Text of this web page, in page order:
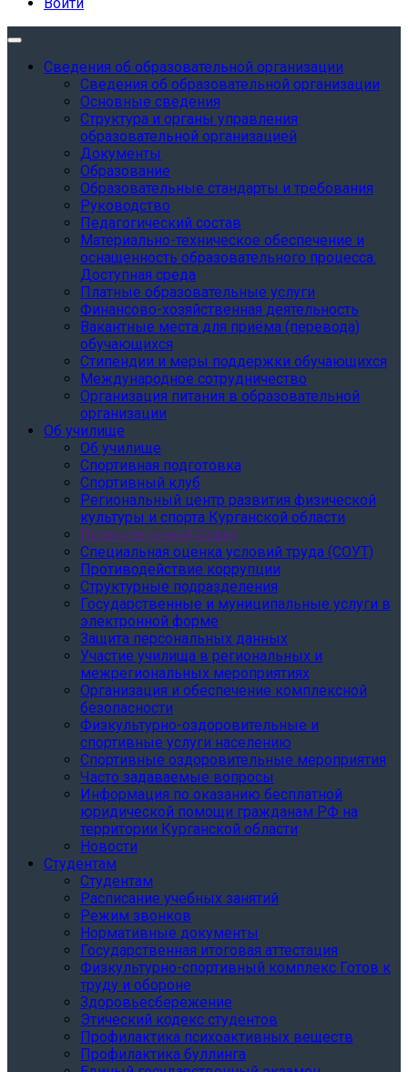
Сведения об образовательной организации
Сведения об образовательной организации
Основные сведения
Структура и органы управления
образовательной организацией
Документы
Образование
Образовательные стандарты и требования
Руководство
Педагогический состав
Материально-техническое обеспечение и
оснащенность образовательного процесса.
Доступная среда
Платные образовательные услуги
Финансово-хозяйственная деятельность
Вакантные места для приёма (перевода)
обучающихся
Стипендии и меры поддержки обучающихся
Международное сотрудничество
Организация питания в образовательной
организации
Об училище
Об училище
Спортивная подготовка
Спортивный клуб
Региональный центр развития физической
культуры и спорта Курганской области
Попечительский Совет
Специальная оценка условий труда (СОУТ)
Противодействие коррупции
Структурные подразделения
Государственные и муниципальные услуги в
электронной форме
Защита персональных данных
Участие училища в региональных и
межрегиональных мероприятиях
Организация и обеспечение комплексной
безопасности
Физкультурно-оздоровительные и
спортивные услуги населению
Спортивные оздоровительные мероприятия
Часто задаваемые вопросы
Информация по оказанию бесплатной
юридической помощи гражданам РФ на
территории Курганской области
Новости
Студентам
Студентам
Расписание учебных занятий
Режим звонков
Нормативные документы
Государственная итоговая аттестация
Физкультурно-спортивный комплекс Готов к
труду и обороне
Здоровьесбережение
Этический кодекс студентов
Профилактика психоактивных веществ
Профилактика буллинга